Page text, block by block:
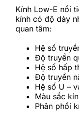
Kính Low-E nổi
kính có độ dày
quan tâm:
Hệ số
Độ truyền
Hệ số hấp
Độ truyền
Hệ số U –
Màu sắc
Phân phối